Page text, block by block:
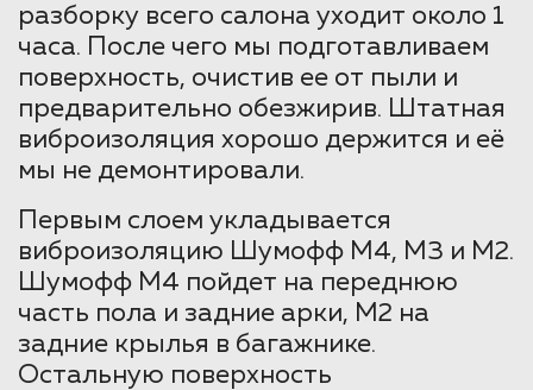
разборку всего салона уходит около 1
часа. После чего мы подготавливаем
поверхность, очистив ее от пыли и
предварительно обезжирив. Штатная
виброизоляция хорошо держится и её
мы не демонтировали.
Первым слоем укладывается
виброизоляцию Шумофф М4, М3 и М2.
Шумофф М4 пойдет на переднюю
часть пола и задние арки, М2 на
задние крылья в багажнике.
Остальную поверхность